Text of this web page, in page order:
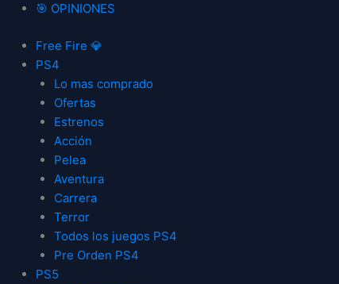
🎯 OPINIONES
Free Fire 💎
PS4
Lo mas comprado
Ofertas
Estrenos
Acción
Pelea
Aventura
Carrera
Terror
Todos los juegos PS4
Pre Orden PS4
PS5